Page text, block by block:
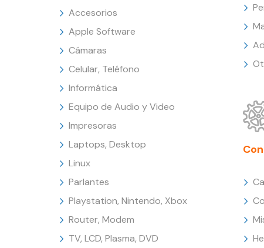
Accesorios
Apple Software
Cámaras
Celular, Teléfono
Informática
Equipo de Audio y Video
Impresoras
Laptops, Desktop
Linux
Parlantes
Playstation, Nintendo, Xbox
Router, Modem
TV, LCD, Plasma, DVD